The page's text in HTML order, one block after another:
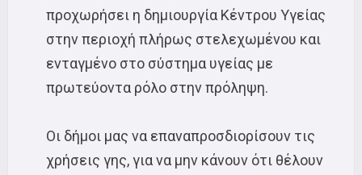
προχωρήσει η δημιουργία Κέντρου Υγείας
στην περιοχή πλήρως στελεχωμένου και
ενταγμένο στο σύστημα υγείας με
πρωτεύοντα ρόλο στην πρόληψη.
Οι δήμοι μας να επαναπροσδιορίσουν τις
χρήσεις γης, για να μην κάνουν ότι θέλουν